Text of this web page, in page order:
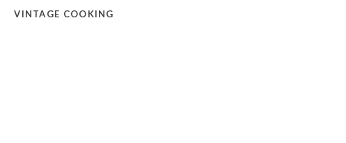
VINTAGE COOKING